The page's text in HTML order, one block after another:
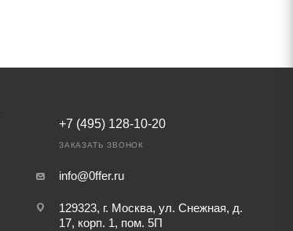
+7 (495) 128-10-20
ЗАКАЗАТЬ ЗВОНОК
info@0ffer.ru
129323, г. Москва, ул. Снежная, д.
17, корп. 1, пом. 5П